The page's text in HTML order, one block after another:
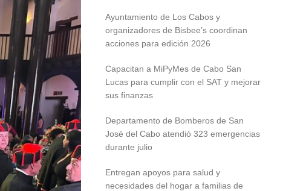
Ayuntamiento de Los Cabos y
organizadores de Bisbee’s coordinan
acciones para edición 2026
Capacitan a MiPyMes de Cabo San
Lucas para cumplir con el SAT y mejorar
sus finanzas
Departamento de Bomberos de San
José del Cabo atendió 323 emergencias
durante julio
Entregan apoyos para salud y
necesidades del hogar a familias de